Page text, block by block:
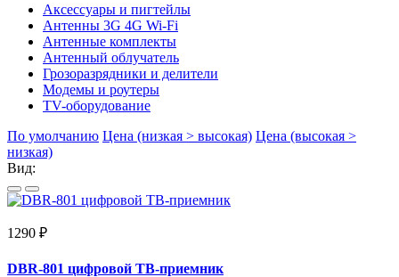
Аксессуары и пигтейлы
Антенны 3G 4G Wi-Fi
Антенные комплекты
Антенный облучатель
Грозоразрядники и делители
Модемы и роутеры
TV-оборудование
По умолчанию Цена (низкая > высокая) Цена (высокая >
низкая)
Вид:
1290 ₽
DBR-801 цифровой ТВ-приемник